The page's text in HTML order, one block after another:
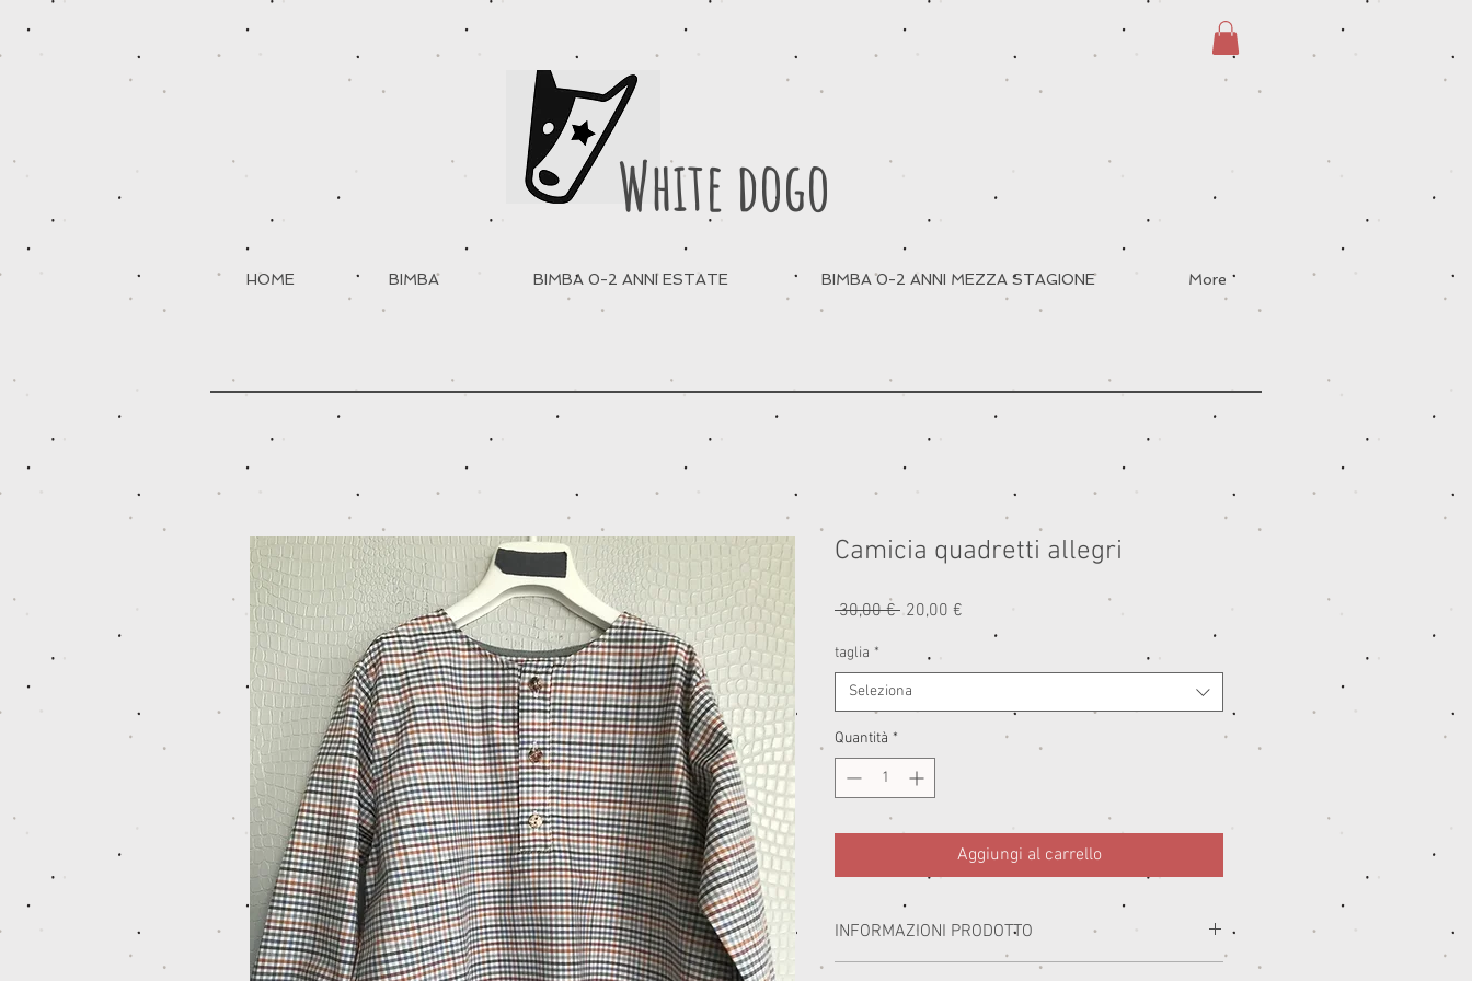
White dogo
HOME BIMBA BIMBA 0-2 ANNI ESTATE BIMBA 0-2 ANNI MEZZA STAGIONE More
Camicia quadretti allegri
30,00 € Prezzo
20,00 €
scontato
taglia *
Seleziona
Quantità *
Aggiungi al carrello
INFORMAZIONI PRODOTTO
I miei capi sono realizzati con i migliori materiali prodotti in